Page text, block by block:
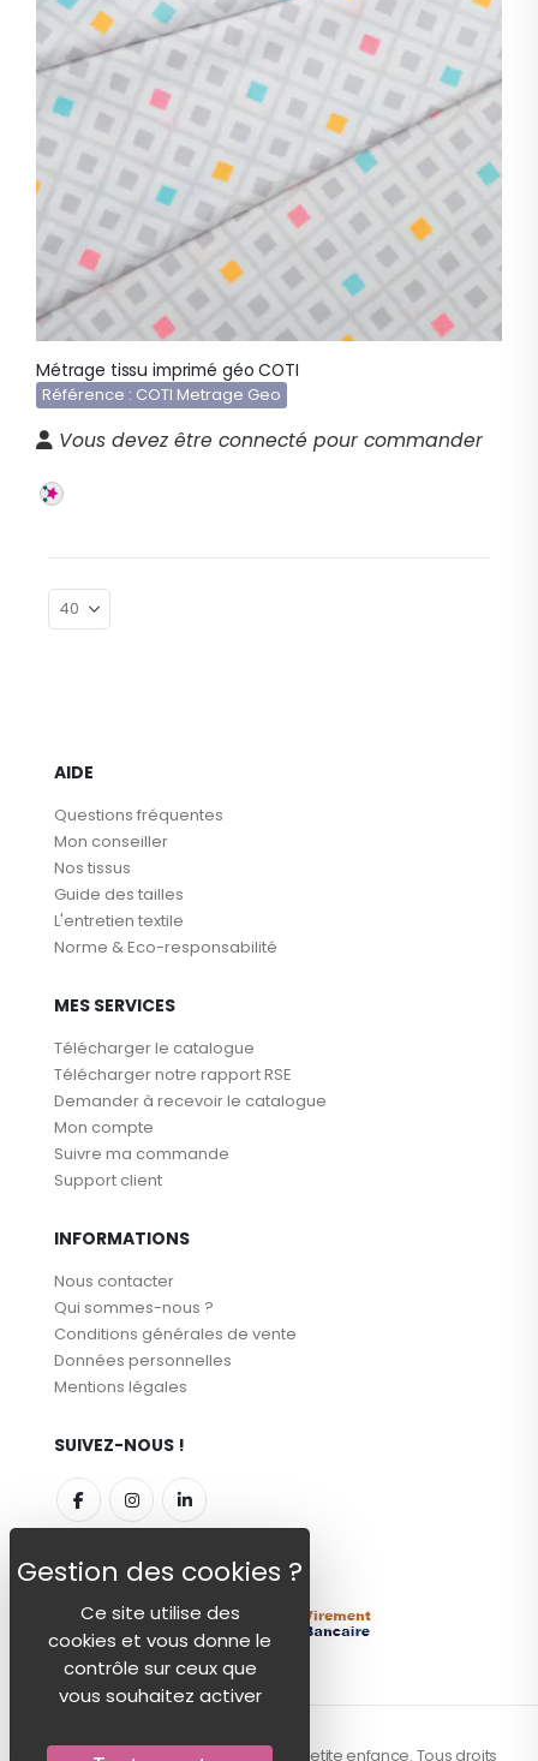
Métrage tissu imprimé géo COTI
Référence : COTI Metrage Geo
Vous devez être connecté pour commander
AIDE
Questions fréquentes
Mon conseiller
Nos tissus
Guide des tailles
L'entretien textile
Norme & Eco-responsabilité
MES SERVICES
Télécharger le catalogue
Télécharger notre rapport RSE
Demander à recevoir le catalogue
Mon compte
Suivre ma commande
Support client
INFORMATIONS
Nous contacter
Qui sommes-nous ?
Conditions générales de vente
Données personnelles
Mentions légales
SUIVEZ-NOUS !
MODES DE PAIEMENT
© 2026 - Centex, la référence textile petite enfance. Tous droits
Ce site utilise des
cookies et vous donne le
contrôle sur ceux que
vous souhaitez activer